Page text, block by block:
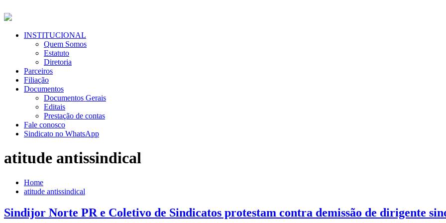
para
conteúdo
Menu
INSTITUCIONAL
Quem Somos
Estatuto
Diretoria
Parceiros
Filiação
Documentos
Documentos Gerais
Editais
Prestação de contas
Fale conosco
Sindicato no WhatsApp
atitude antissindical
Home
atitude antissindical
Sindijor Norte PR e Coletivo de Sindicatos protestam contra demissão de dirigente